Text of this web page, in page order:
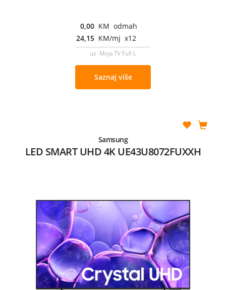
0,00 KM odmah
24,15 KM/mj x12
uz Moja TV Full L
Saznaj više
Samsung
LED SMART UHD 4K UE43U8072FUXXH